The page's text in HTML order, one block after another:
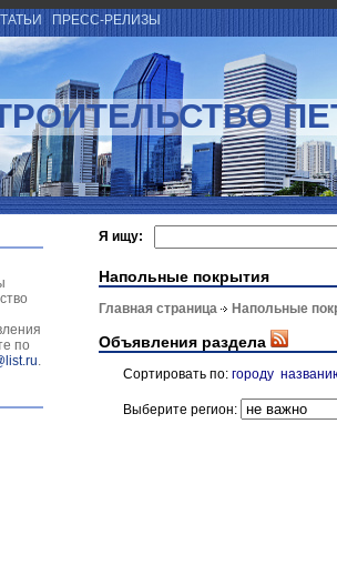
ПРЕСС-РЕЛИЗЫ
по
.
Я ищу:
Напольные покрытия
Главная страница Напольные
Объявления раздела
Сортировать по: городу
Выберите регион: